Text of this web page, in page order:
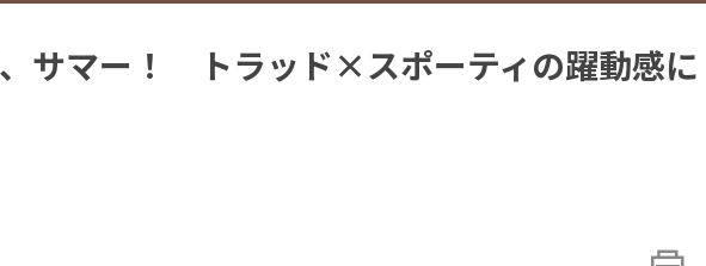
サマー！ トラッド×スポーティの躍動感に